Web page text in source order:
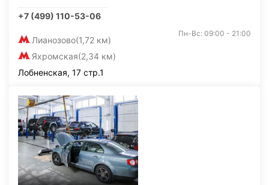
+7 (499) 110-53-06
Лианозово(1,72 км)
Яхромская(2,34 км)
Пн-Вс: 09:00 - 21:00
Лобненская, 17 стр.1